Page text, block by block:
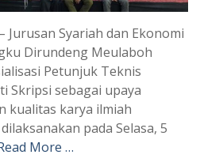
Jurusan Syariah dan Ekonomi
Dirundeng Meulaboh
Petunjuk Teknis
Skripsi sebagai upaya
kualitas karya ilmiah
pada Selasa, 5
More …